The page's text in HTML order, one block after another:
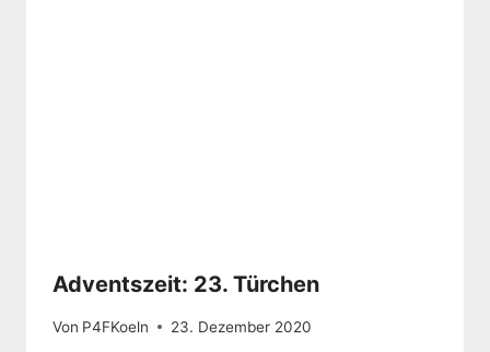
Adventszeit: 23. Türchen
Von P4FKoeln 23. Dezember 2020